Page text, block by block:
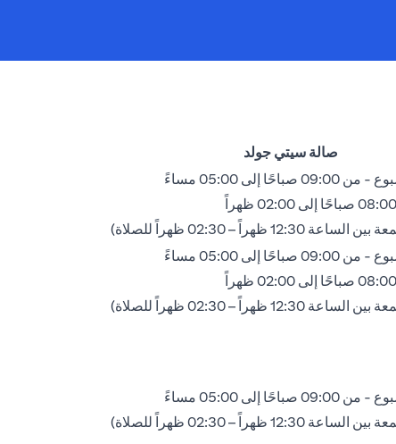
صالة سيتي جولد
إلى 05:00 مساءً
ظهراً – 02:30 ظهراً للصلاة)
إلى 05:00 مساءً
ظهراً – 02:30 ظهراً للصلاة)
إلى 05:00 مساءً
ظهراً – 02:30 ظهراً للصلاة)